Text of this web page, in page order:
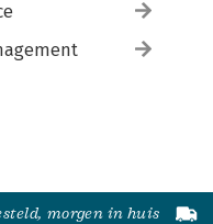
morgen in huis